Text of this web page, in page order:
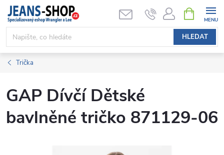
Přejít
obsah
HLEDAT
NÁKUPNÍ
KOŠÍK
Trička
GAP Dívčí Dětské
bavlněné tričko 871129-06